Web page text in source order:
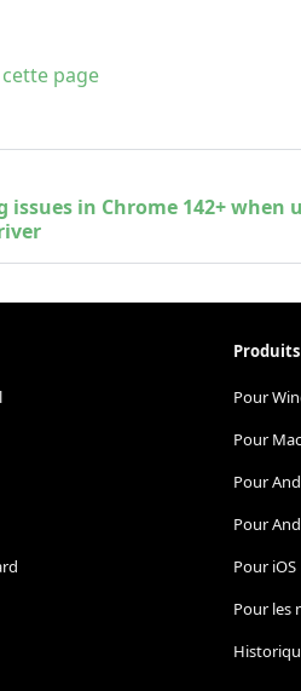
page
issues in Chrome 142+ when
Produits
Pour
Pour Mac
Pour
Pour
Pour iOS
Pour les